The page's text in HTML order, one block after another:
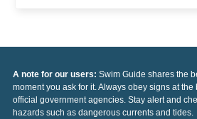
A note for our users: Swim Guide shares the
moment you ask for it. Always obey signs at
official government agencies. Stay alert and
hazards such as dangerous currents and tides.